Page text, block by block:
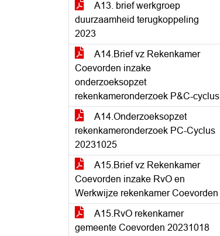
A13. brief werkgroep
duurzaamheid terugkoppeling
2023
A14.Brief vz Rekenkamer
Coevorden inzake
onderzoeksopzet
rekenkameronderzoek P&C-cyclus
A14.Onderzoeksopzet
rekenkameronderzoek PC-Cyclus
20231025
A15.Brief vz Rekenkamer
Coevorden inzake RvO en
Werkwijze rekenkamer Coevorden
A15.RvO rekenkamer
gemeente Coevorden 20231018